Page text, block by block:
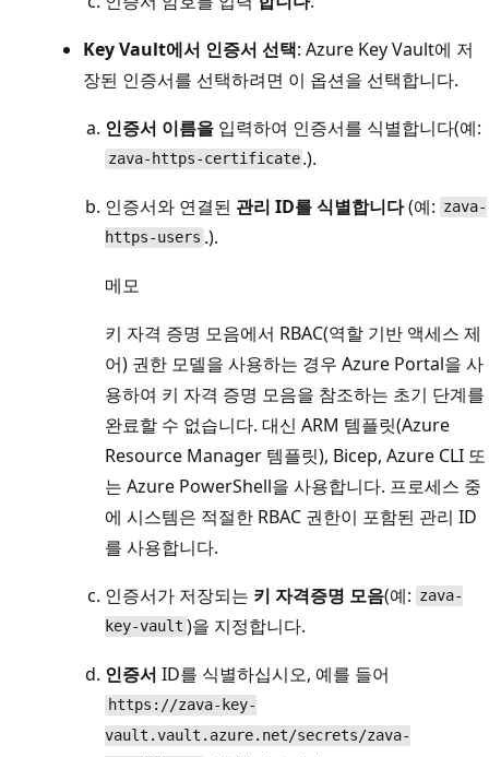
Key Vault에서 인증서 선택: Azure Key Vault에 저
장된 인증서를 선택하려면 이 옵션을 선택합니다.
인증서 이름을 입력하여 인증서를 식별합니다(예:
zava-https-certificate .).
인증서와 연결된 관리 ID를 식별합니다(예: zava-
https-users .).
메모
키 자격 증명 모음에서 RBAC(역할 기반 액세스 제
어) 권한 모델을 사용하는 경우 Azure Portal을 사
용하여 키 자격 증명 모음을 참조하는 초기 단계를
완료할 수 없습니다. 대신 ARM 템플릿(Azure
Resource Manager 템플릿), Bicep, Azure CLI 또
는 Azure PowerShell을 사용합니다. 프로세스 중
에 시스템은 적절한 RBAC 권한이 포함된 관리 ID
를 사용합니다.
인증서가 저장되는 키 자격증명 모음(예: zava-
key-vault )을 지정합니다.
인증서 ID를 식별하십시오, 예를 들어
https://zava-key-
vault.vault.azure.net/secrets/zava-